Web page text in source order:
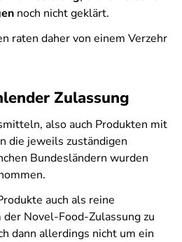
noch nicht geklärt.
raten daher von einem Verzehr
Zulassung
also auch Produkten mit
die jeweils zuständigen
Bundesländern wurden
auch als reine
Novel-Food-Zulassung zu
dann allerdings nicht um ein